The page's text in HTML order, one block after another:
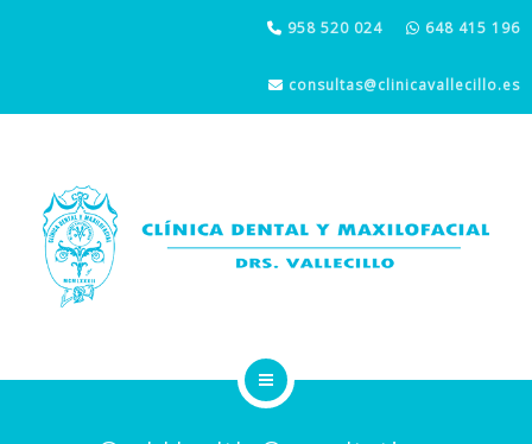
CIRUGÍA ORAL Y MAXILOFACIAL
958 520 024 648 415 196
consultas@clinicavallecillo.es